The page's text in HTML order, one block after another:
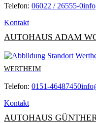
Telefon: 06022 / 26555-0
Kontakt
AUTOHAUS ADAM
WERTHEIM
Telefon: 0151-46487450
Kontakt
AUTOHAUS